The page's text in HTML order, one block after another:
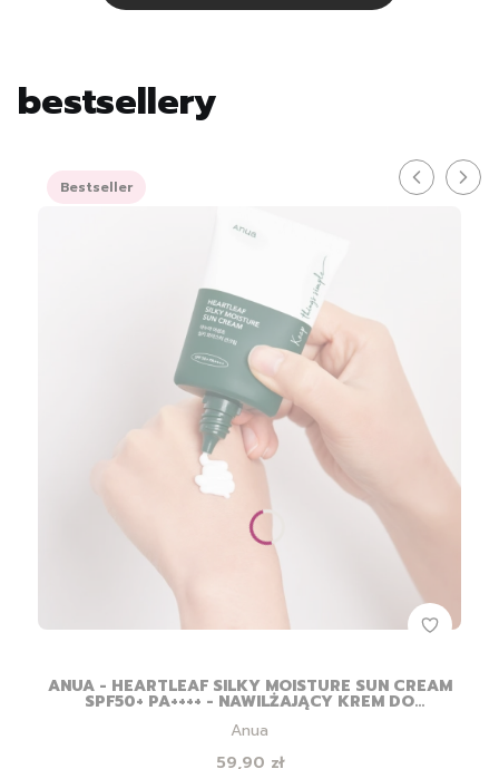
bestsellery
Bestseller
ANUA - HEARTLEAF SILKY MOISTURE SUN CREAM
SPF50+ PA++++ - NAWILŻAJĄCY KREM DO
TWARZY Z FILTREM - 50ML
Producent
Anua
Cena
59,90 zł